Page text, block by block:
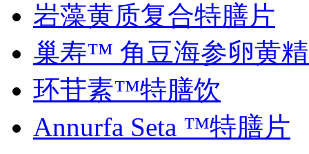
岩藻黄质复合特膳片
巢寿™ 角豆海参卵黄
环苷素™特膳饮
Annurfa Seta ™特膳片